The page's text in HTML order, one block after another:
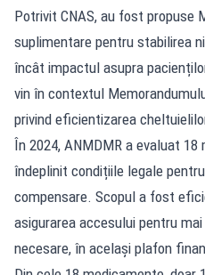
Potrivit CNAS, au fost propuse
suplimentare pentru stabilirea
încât impactul asupra
vin în contextul
privind eficientizarea
În 2024, ANMDMR a evaluat
îndeplinit condițiile legale
compensare. Scopul a fost
asigurarea accesului pentru
necesare, în același plafon